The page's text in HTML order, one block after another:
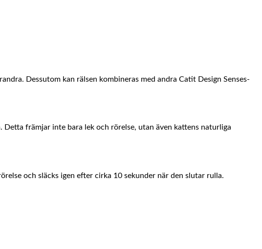
Dessutom kan rälsen kombineras med andra Catit Design Senses-
främjar inte bara lek och rörelse, utan även kattens naturliga
och släcks igen efter cirka 10 sekunder när den slutar rulla.